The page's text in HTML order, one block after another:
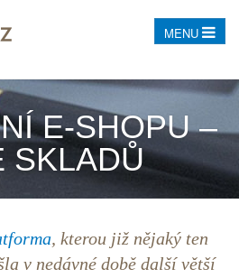
MENU
E-SHOPU –
SKLADŮ
, kterou již nějaký ten
v nedávné době další větší